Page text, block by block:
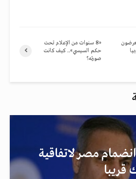
«8 سنوات من الإعلام تحت
حكم السيسي».. كيف كانت
صورته؟
مصر لاتفاقية
قريبا